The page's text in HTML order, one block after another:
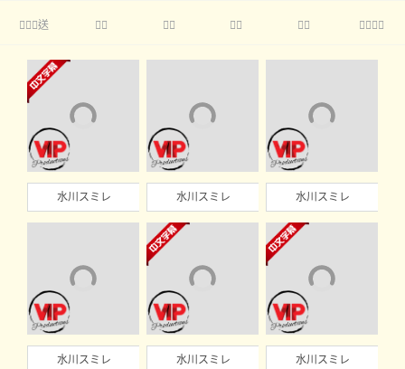
送     
水川スミレ 水川スミレ 水川スミレ
水川スミレ 水川スミレ 水川スミレ